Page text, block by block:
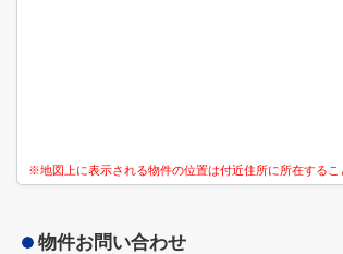
※地図上に表示される物件の位置は付近住所に所在する
物件お問い合わせ